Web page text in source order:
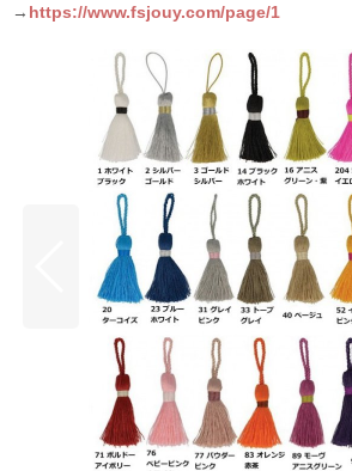
→ https://www.fsjouy.com/page/1